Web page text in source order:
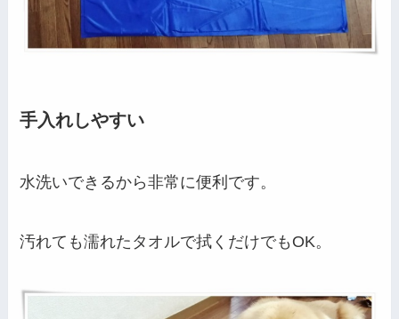
手入れしやすい
水洗いできるから非常に便利です。
汚れても濡れたタオルで拭くだけでもOK。